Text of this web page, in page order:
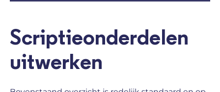
Scriptieonderdelen
uitwerken